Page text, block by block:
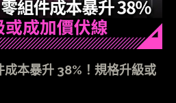
本暴升 38%！規格升級或